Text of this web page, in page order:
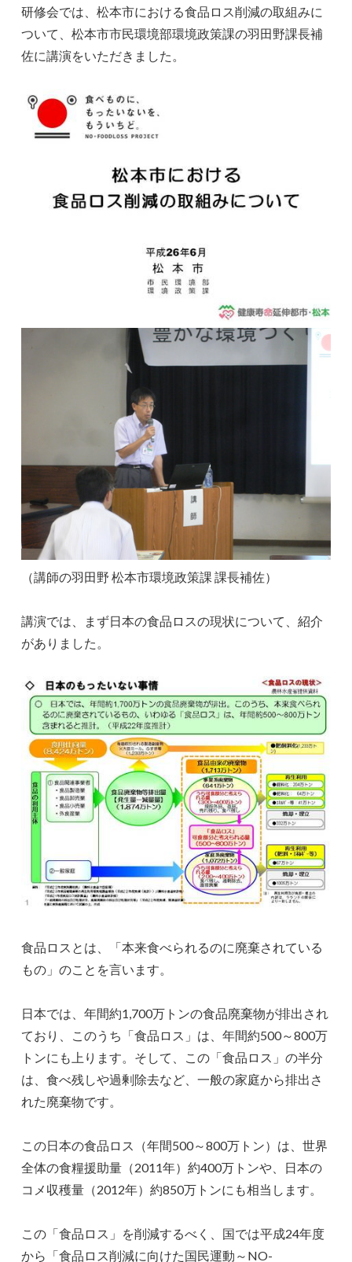
研修会では、松本市における食品ロス削減の取組みに
ついて、松本市市民環境部環境政策課の羽田野課長補
佐に講演をいただきました。
（講師の羽田野 松本市環境政策課 課長補佐）
講演では、まず日本の食品ロスの現状について、紹介
がありました。
食品ロスとは、「本来食べられるのに廃棄されている
もの」のことを言います。
日本では、年間約1,700万トンの食品廃棄物が排出され
ており、このうち「食品ロス」は、年間約500～800万
トンにも上ります。そして、この「食品ロス」の半分
は、食べ残しや過剰除去など、一般の家庭から排出さ
れた廃棄物です。
この日本の食品ロス（年間500～800万トン）は、世界
全体の食糧援助量（2011年）約400万トンや、日本の
コメ収穫量（2012年）約850万トンにも相当します。
この「食品ロス」を削減するべく、国では平成24年度
から「食品ロス削減に向けた国民運動～NO-